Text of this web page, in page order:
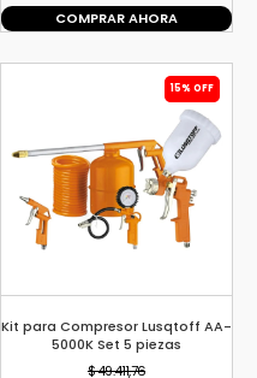
COMPRAR AHORA
15% OFF
Kit para Compresor Lusqtoff AA-
5000K Set 5 piezas
$ 49.411,76